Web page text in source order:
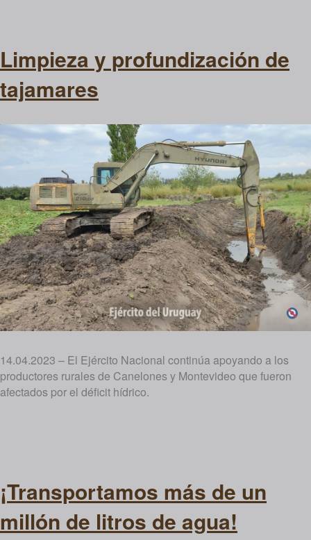
Limpieza y profundización de
tajamares
14.04.2023 – El Ejército Nacional continúa apoyando a los
productores rurales de Canelones y Montevideo que fueron
afectados por el déficit hídrico.
¡Transportamos más de un
millón de litros de agua!